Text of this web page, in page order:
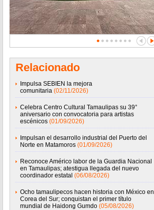
Relacionado
Impulsa SEBIEN la mejora
comunitaria (02/11/2026)
Celebra Centro Cultural Tamaulipas su 39°
aniversario con convocatoria para artistas
escénicos (01/09/2026)
Impulsan el desarrollo industrial del Puerto del
Norte en Matamoros (01/09/2026)
Reconoce Américo labor de la Guardia Nacional
en Tamaulipas; atestigua llegada del nuevo
coordinador estatal (06/08/2026)
Ocho tamaulipecos hacen historia con México en
Corea del Sur; conquistan el primer título
mundial de Haidong Gumdo (05/08/2026)